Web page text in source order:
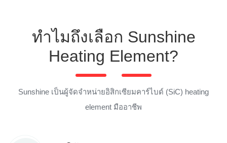
ทำไมถึงเลือก Sunshine
Heating Element?
Sunshine เป็นผู้จัดจำหน่ายอิสิกเซียมคาร์ไบด์ (SiC) heating
element มืออาชีพ